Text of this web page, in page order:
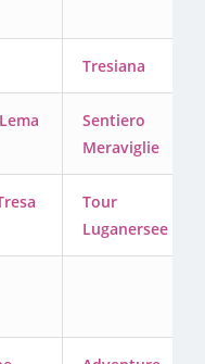
Tresiana
Sentiero
Meraviglie
Tour
Luganersee